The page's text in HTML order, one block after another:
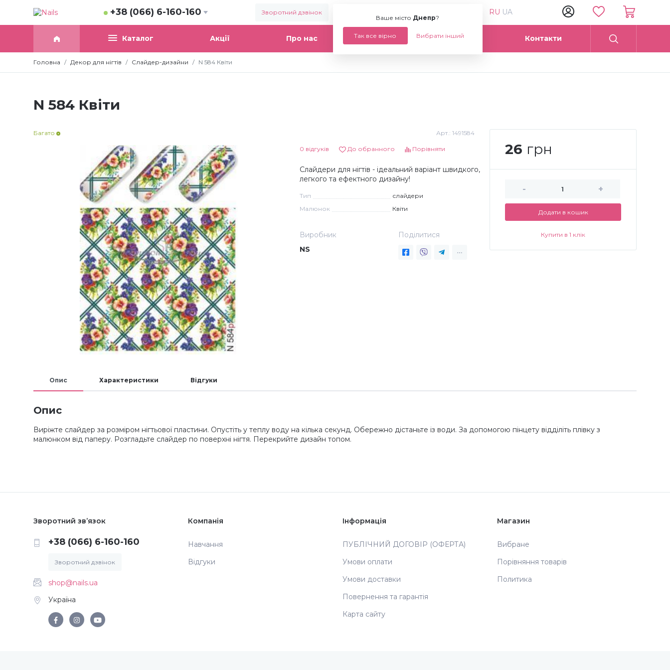
+38 (066) 6-160-160 Зворотний дзвінок
Ваше місто Днепр?
Так все вірно Вибрати інший
RU UA
Каталог Акції Про нас Статті Опт Контакти
Головна Декор для нігтів Слайдер-дизайни N 584 Квіти
N 584 Квіти
Багато Арт.: 1491584
0 відгуків До обранного Порівняти
Слайдери для нігтів - ідеальний варіант швидкого,
легкого та ефектного дизайну!
Тип
слайдери
Малюнок
Квіти
Виробник
NS
Поділитися
26 грн
- +
Додати в кошик
Купити в 1 клік
Опис Характеристики Відгуки
Опис
Виріжте слайдер за розміром нігтьової пластини. Опустіть у теплу воду на кілька секунд. Обережно дістаньте із води. За допомогою пінцету відділіть плівку з
малюнком від паперу. Розгладьте слайдер по поверхні нігтя. Перекрийте дизайн топом.
Зворотний зв’язок
+38 (066) 6-160-160
Зворотний дзвінок
shop@nails.ua
Україна
Компанія
Навчання
Відгуки
Інформація
ПУБЛІЧНИЙ ДОГОВІР (ОФЕРТА)
Умови оплати
Умови доставки
Повернення та гарантія
Карта сайту
Магазин
Вибране
Порівняння товарів
Политика